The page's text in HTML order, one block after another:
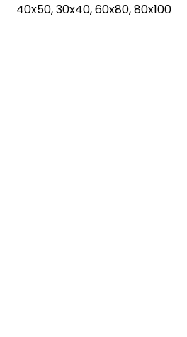
40x50, 30x40, 60x80, 80x100